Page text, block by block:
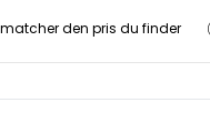
den pris du finder